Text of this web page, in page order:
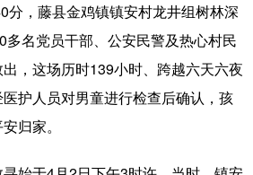
层 时政 人事
经 网评 港澳
，藤县金鸡镇镇安村龙井组树林深
名党员干部、公安民警及热心村民
，这场历时139小时、跨越六天六夜
护人员对男童进行检查后确认，孩
归家。